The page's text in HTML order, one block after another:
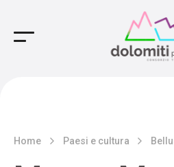
Main Navigation
Home Paesi e cultura